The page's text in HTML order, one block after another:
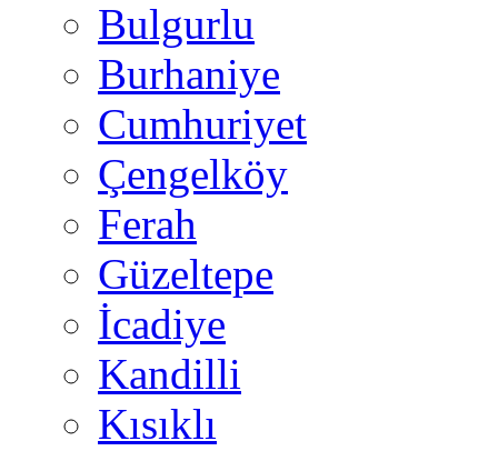
Bulgurlu
Burhaniye
Cumhuriyet
Çengelköy
Ferah
Güzeltepe
İcadiye
Kandilli
Kısıklı